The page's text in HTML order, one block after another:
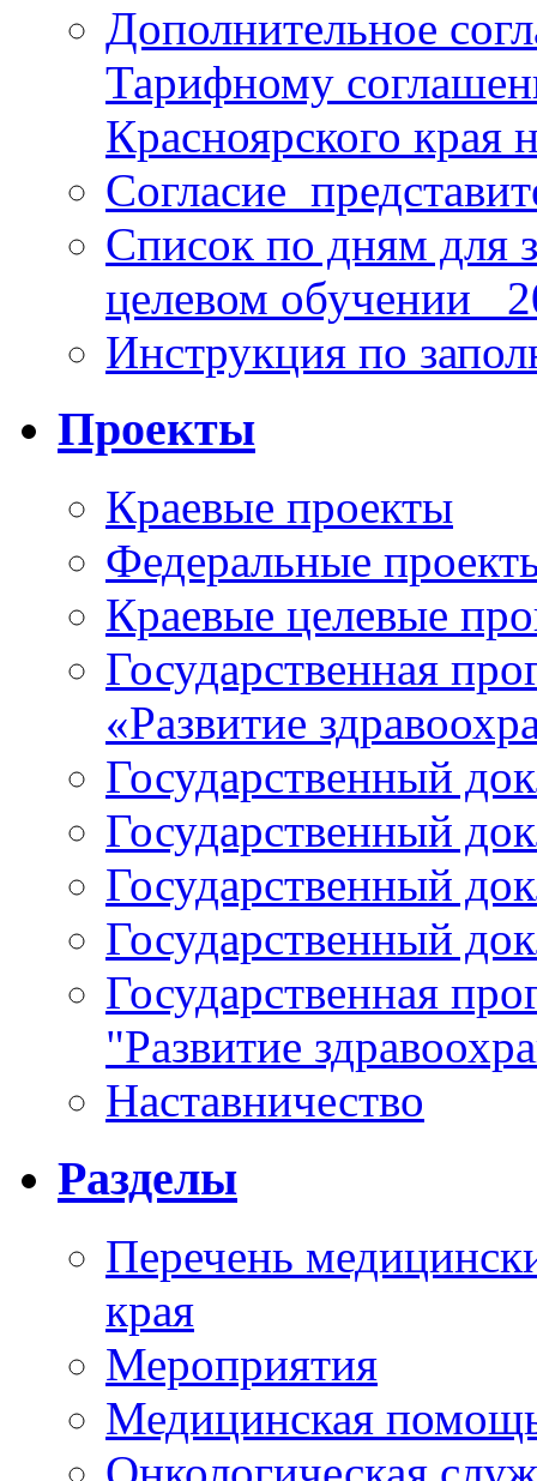
Дополнительное
Тарифному
Красноярского края
Список по дням для
целевом обучении_
Инструкция по
Проекты
Краевые проекты
Федеральные
Краевые целевые
Государственная
«Развитие
Государственный
Государственный
Государственный
Государственный
Государственная
"Развитие
Наставничество
Разделы
Перечень
края
Мероприятия
Медицинская